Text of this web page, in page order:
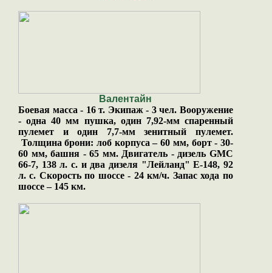
Валентайн
Боевая масса - 16 т. Экипаж - 3 чел. Вооружение
- одна 40 мм пушка, один 7,92-мм спаренный
пулемет и один 7,7-мм зенитный пулемет.
Толщина брони: лоб корпуса – 60 мм, борт - 30-
60 мм, башня - 65 мм. Двигатель - дизель GMC
66-7, 138 л. с. и два дизеля "Лейланд" Е-148, 92
л. с. Скорость по шоссе - 24 км/ч. Запас хода по
шоссе – 145 км.